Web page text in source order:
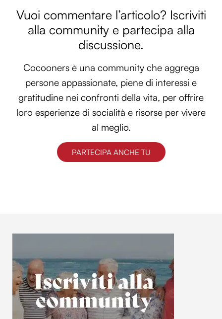
Vuoi commentare l’articolo? Iscriviti
alla community e partecipa alla
discussione.
Cocooners è una community che aggrega
persone appassionate, piene di interessi e
gratitudine nei confronti della vita, per offrire
loro esperienze di socialità e risorse per vivere
al meglio.
PARTECIPA ANCHE TU